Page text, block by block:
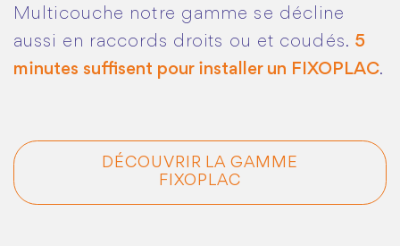
Multicouche notre gamme se décline
aussi en raccords droits ou et coudés. 5
minutes suffisent pour installer un FIXOPLAC.
DÉCOUVRIR LA GAMME
FIXOPLAC